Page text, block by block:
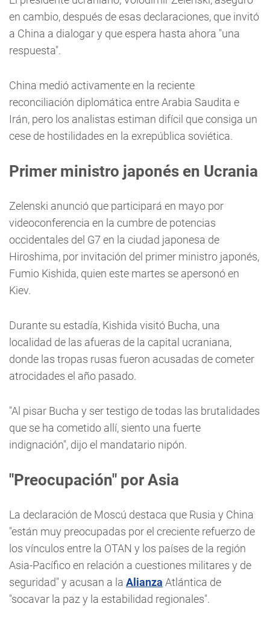
en cambio, después de esas declaraciones, que invitó
a China a dialogar y que espera hasta ahora "una
respuesta".
China medió activamente en la reciente
reconciliación diplomática entre Arabia Saudita e
Irán, pero los analistas estiman difícil que consiga un
cese de hostilidades en la exrepública soviética.
Primer ministro japonés en Ucrania
Zelenski anunció que participará en mayo por
videoconferencia en la cumbre de potencias
occidentales del G7 en la ciudad japonesa de
Hiroshima, por invitación del primer ministro japonés,
Fumio Kishida, quien este martes se apersonó en
Kiev.
Durante su estadía, Kishida visitó Bucha, una
localidad de las afueras de la capital ucraniana,
donde las tropas rusas fueron acusadas de cometer
atrocidades el año pasado.
"Al pisar Bucha y ser testigo de todas las brutalidades
que se ha cometido allí, siento una fuerte
indignación", dijo el mandatario nipón.
"Preocupación" por Asia
La declaración de Moscú destaca que Rusia y China
"están muy preocupadas por el creciente refuerzo de
los vínculos entre la OTAN y los países de la región
Asia-Pacífico en relación a cuestiones militares y de
seguridad" y acusan a la Alianza Atlántica de
"socavar la paz y la estabilidad regionales".